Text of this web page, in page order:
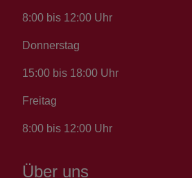
8:00 bis 12:00 Uhr
Donnerstag
15:00 bis 18:00 Uhr
Freitag
8:00 bis 12:00 Uhr
Über uns